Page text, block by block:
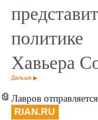
Хавьера
Дальше
Лавров
RIAN.RU